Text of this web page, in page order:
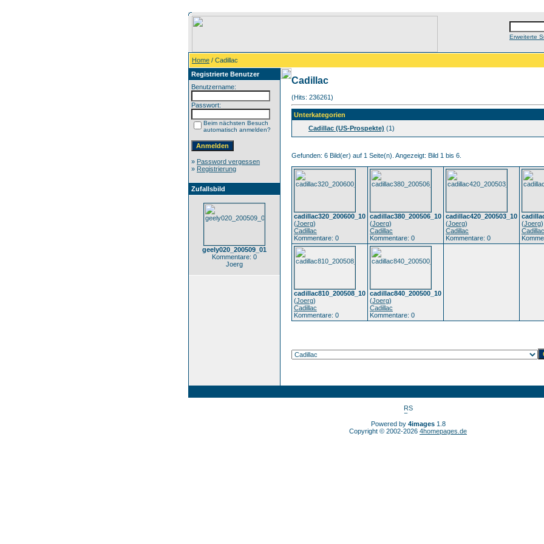
Erweiterte
Home / Cadillac
Registrierte Benutzer
Benutzername:
Passwort:
Beim nächsten Besuch
automatisch anmelden?
» Password vergessen
» Registrierung
Zufallsbild
geely020_200509_01
Kommentare: 0
Joerg
Cadillac
(Hits: 236261)
Unterkategorien
Cadillac (US-Prospekte) (1)
Gefunden: 6 Bild(er) auf 1 Seite(n). Angezeigt: Bild 1 bis 6.
cadillac320_200600_10
(Joerg)
Cadillac
Kommentare: 0
cadillac380_200506_10
(Joerg)
Cadillac
Kommentare: 0
cadillac420_200503_10
(Joerg)
Cadillac
Kommentare: 0
(Joerg)
Cadillac
cadillac810_200508_10
(Joerg)
Cadillac
Kommentare: 0
cadillac840_200500_10
(Joerg)
Cadillac
Kommentare: 0
Powered by 4images1.8
Copyright © 2002-2026 4homepages.de